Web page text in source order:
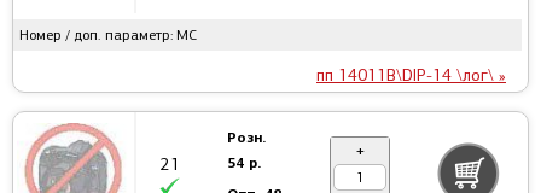
Номер / доп. параметр: MC
пп 14011B\DIP-14 \лог\ »
21
Розн.
54 р.
+